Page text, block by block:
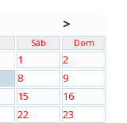
>
Sáb Dom
1
2
8
9
15
16
22
23